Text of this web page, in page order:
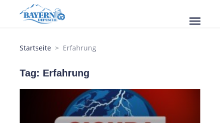
menu
Startseite Erfahrung
Tag: Erfahrung